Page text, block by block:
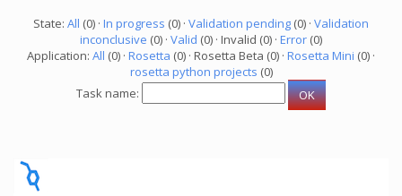
State: All (0) · In progress (0) · Validation pending (0) · Validation
inconclusive (0) · Valid (0) · Invalid (0) · Error (0)
Application: All (0) · Rosetta (0) · Rosetta Beta (0) · Rosetta Mini (0) ·
rosetta python projects (0)
Task name: